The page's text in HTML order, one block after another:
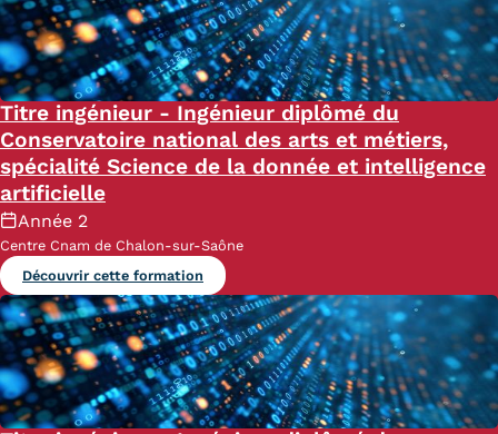
Titre ingénieur - Ingénieur diplômé du
Conservatoire national des arts et métiers,
spécialité Science de la donnée et intelligence
artificielle
Année 2
Centre Cnam de Chalon-sur-Saône
Découvrir cette formation